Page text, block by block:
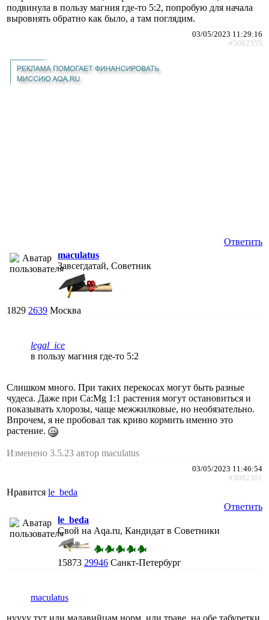
подвинула в пользу магния где-то 5:2, попробую для начала
выровнять обратно как было, а там поглядим.
03/05/2023 11:29:16
#3082355
Ответить
maculatus
Завсегдатай, Советник
1829 2639 Москва
legal_ice
в пользу магния где-то 5:2
Слишком много. При таких перекосах могут быть разные
чудеса. Даже при Ca:Mg 1:1 растения могут остановиться и
показывать хлорозы, чаще межжилковые, но необязательно.
Впрочем, я не пробовал так криво кормить именно это
растение.
Изменено 3.5.23 автор maculatus
03/05/2023 11:46:54
#3082361
Нравится le_beda
Ответить
le_beda
Свой на Aqa.ru, Кандидат в Советники
15873 29946 Санкт-Петербург
maculatus
нуууу тут или малавийцам норм, или траве, на обе табуретки